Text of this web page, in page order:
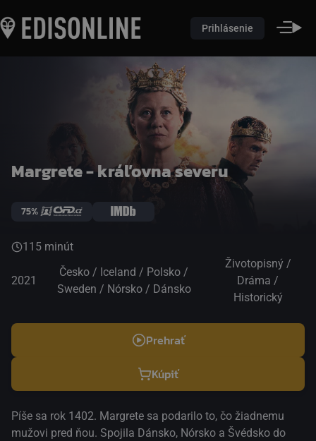
Prihlásenie
Margrete - kráľovna severu
75%
115 minút
2021
Česko / Iceland / Polsko /
Sweden / Nórsko / Dánsko
Životopisný /
Dráma /
Historický
Prehrať
Kúpiť
Píše sa rok 1402. Margrete sa podarilo to, čo žiadnemu
mužovi pred ňou. Spojila Dánsko, Nórsko a Švédsko do